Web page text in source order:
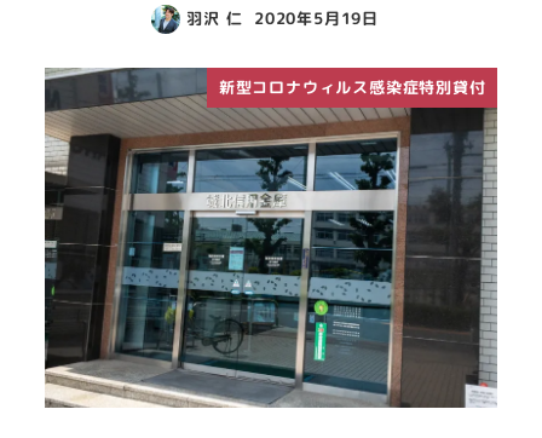
羽沢 仁 2020年5月19日
新型コロナウィルス感染症特別貸付